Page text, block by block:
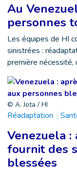
Au
personnes
Les équipes de HI
sinistrées :
première
© A. Jota / HI
Réadaptation
Venezuela :
fournit des
blessées